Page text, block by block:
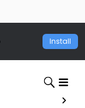
Install